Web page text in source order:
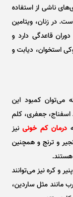
ناشی از استفاده
در زنان، ویتامین
قاعدگی دارد و
استخوان، دیابت و
کمبود این
اسفناج، جعفری، کلم
درمان کم خونینیز
و ترنج و همچنین
هستند.
و کره نیز می‌توانند
مانند مثل ساردین،